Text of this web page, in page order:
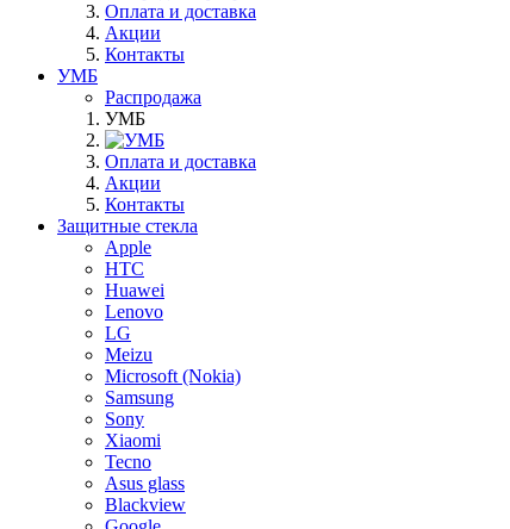
Оплата и доставка
Акции
Контакты
УМБ
Распродажа
УМБ
Оплата и доставка
Акции
Контакты
Защитные стекла
Apple
HTC
Huawei
Lenovo
LG
Meizu
Microsoft (Nokia)
Samsung
Sony
Xiaomi
Tecno
Asus glass
Blackview